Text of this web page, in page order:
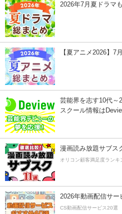
2026年7月夏ドラマ
【夏アニメ2026】7
芸能界を志す10代～
スクール情報は
漫画読み放題サブス
オリコン顧客満足度ランキ
2026年動画配信サー
CS動画配信サービス20選